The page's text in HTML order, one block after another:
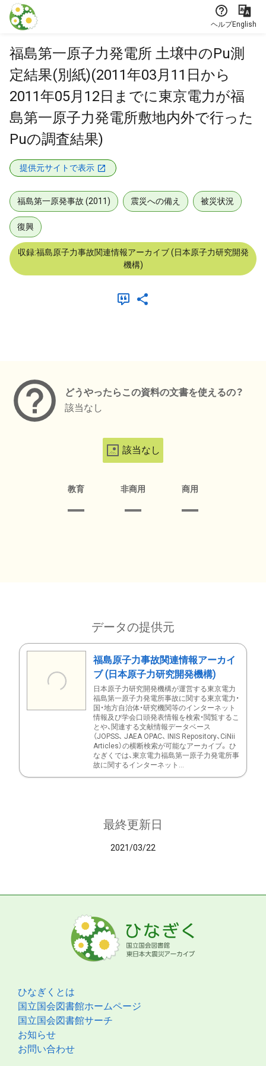
本文に飛ぶ
ヘルプEnglish
福島第一原子力発電所 土壌中のPu測
定結果(別紙)(2011年03月11日から
2011年05月12日までに東京電力が福
島第一原子力発電所敷地内外で行った
Puの調査結果)
提供元サイトで表示
福島第一原発事故 (2011) 震災への備え 被災状況
復興
収録:福島原子力事故関連情報アーカイブ (日本原子力研究開発
機構)
どうやったらこの資料の文書を使えるの？
該当なし
該当なし
教育 非商用 商用
データの提供元
福島原子力事故関連情報アーカイ
ブ (日本原子力研究開発機構)
日本原子力研究開発機構が運営する東京電力
福島第一原子力発電所事故に関する東京電力・
国・地方自治体・研究機関等のインターネット
情報及び学会口頭発表情報を検索・閲覧するこ
とや、関連する文献情報データベース
（JOPSS、 JAEA OPAC、 INIS Repository、CiNii
Articles）の横断検索が可能なアーカイブ。 ひ
なぎくでは、東京電力福島第一原子力発電所事
故に関するインターネット...
最終更新日
2021/03/22
ひなぎくとは
国立国会図書館ホームページ
国立国会図書館サーチ
お知らせ
お問い合わせ